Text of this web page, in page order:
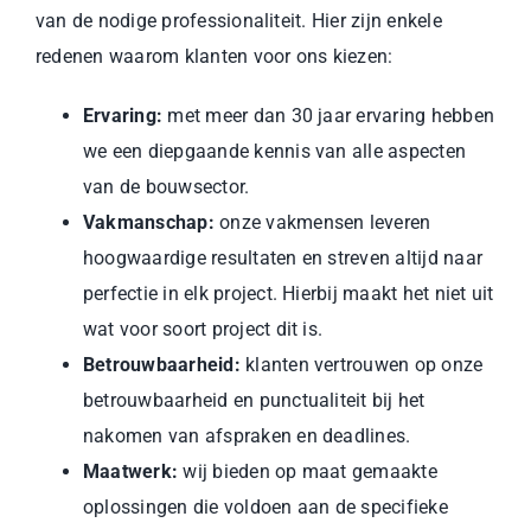
van de nodige professionaliteit. Hier zijn enkele
redenen waarom klanten voor ons kiezen:
Ervaring: met meer dan 30 jaar ervaring hebben
we een diepgaande kennis van alle aspecten
van de bouwsector.
Vakmanschap: onze vakmensen leveren
hoogwaardige resultaten en streven altijd naar
perfectie in elk project. Hierbij maakt het niet uit
wat voor soort project dit is.
Betrouwbaarheid: klanten vertrouwen op onze
betrouwbaarheid en punctualiteit bij het
nakomen van afspraken en deadlines.
Maatwerk:wij bieden op maat gemaakte
oplossingen die voldoen aan de specifieke